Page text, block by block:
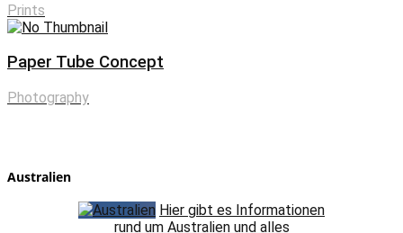
Prints
Paper Tube Concept
Photography
Australien
Hier gibt es Informationen
rund um Australien und alles